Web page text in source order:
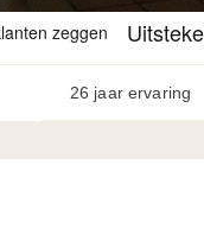
26 jaar ervaring